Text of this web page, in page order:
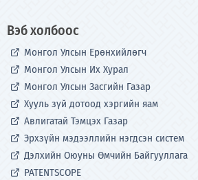
Вэб холбоос
Монгол Улсын Ерөнхийлөгч
Монгол Улсын Их Хурал
Монгол Улсын Засгийн Газар
Хууль зүй дотоод хэргийн яам
Авлигатай Тэмцэх Газар
Эрхзүйн мэдээллийн нэгдсэн систем
Дэлхийн Оюуны Өмчийн Байгууллага
PATENTSCOPE